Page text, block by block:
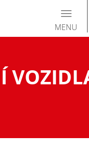
Toggle
MENU